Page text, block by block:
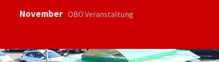
November OBO Veranstaltung